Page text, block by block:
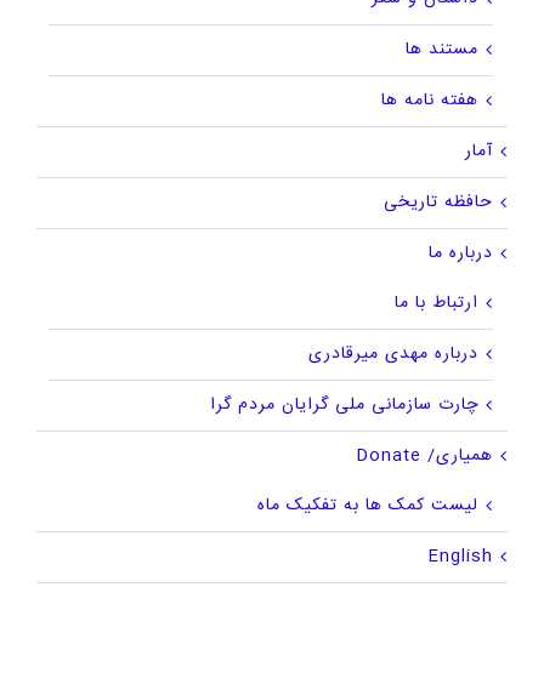
مستند ها
هفته نامه ها
آمار
حافظه تاریخی
درباره ما
ارتباط با ما
درباره مهدی میرقادری
چارت سازمانی ملی گرایان مردم گرا
همیاری/ Donate
لیست کمک ها به تفکیک ماه
English